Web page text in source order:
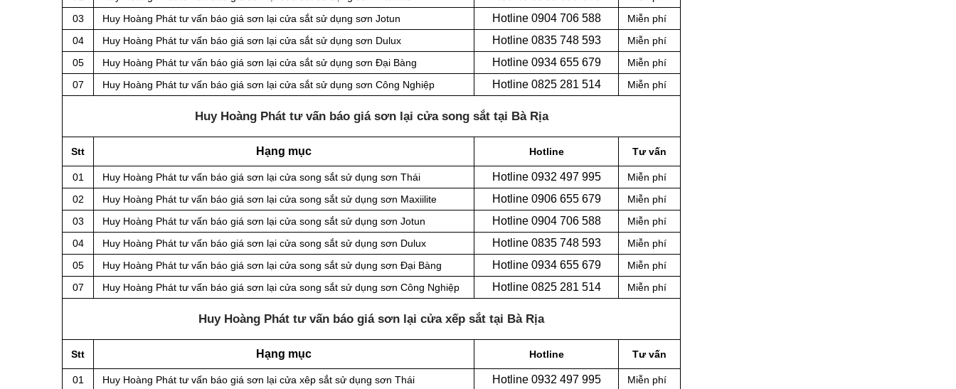
03
Huy Hoàng Phát tư vấn báo giá sơn lại cửa sắt sử dụng sơn Jotun Hotline 0904 706 588
Miễn phí
04
Huy Hoàng Phát tư vấn báo giá sơn lại cửa sắt sử dụng sơn Dulux Hotline 0835 748 593
Miễn phí
05
Huy Hoàng Phát tư vấn báo giá sơn lại cửa sắt sử dụng sơn Đại Bàng Hotline 0934 655 679
Miễn phí
07
Huy Hoàng Phát tư vấn báo giá sơn lại cửa sắt sử dụng sơn Công Nghiệp Hotline 0825 281 514 Miễn phí
Huy Hoàng Phát tư vấn báo giá sơn lại cửa song sắt tại Bà Rịa
Stt Hạng mục Hotline Tư vấn
01 Huy Hoàng Phát tư vấn báo giá sơn lại cửa song sắt sử dụng sơn Thái Hotline 0932 497 995
Miễn phí
02
Huy Hoàng Phát tư vấn báo giá sơn lại cửa song sắt sử dụng sơn Maxiilite Hotline 0906 655 679
Miễn phí
03
Huy Hoàng Phát tư vấn báo giá sơn lại cửa song sắt sử dụng sơn Jotun Hotline 0904 706 588
Miễn phí
04
Huy Hoàng Phát tư vấn báo giá sơn lại cửa song sắt sử dụng sơn Dulux Hotline 0835 748 593
Miễn phí
05
Huy Hoàng Phát tư vấn báo giá sơn lại cửa song sắt sử dụng sơn Đại Bàng Hotline 0934 655 679
Miễn phí
07
Huy Hoàng Phát tư vấn báo giá sơn lại cửa song sắt sử dụng sơn Công Nghiệp Hotline 0825 281 514 Miễn phí
Huy Hoàng Phát tư vấn báo giá sơn lại cửa xếp sắt tại Bà Rịa
Stt Hạng mục Hotline Tư vấn
01 Huy Hoàng Phát tư vấn báo giá sơn lại cửa xêp sắt sử dụng sơn Thái Hotline 0932 497 995
Miễn phí